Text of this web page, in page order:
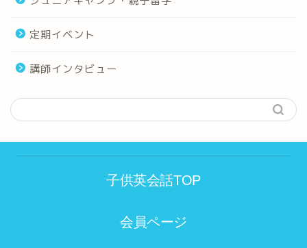
定期イベント
講師インタビュー
子供英会話TOP
会員ページ